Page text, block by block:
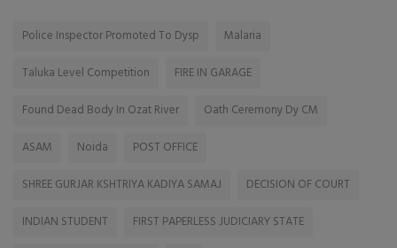
Police Inspector Promoted To Dysp
Malaria
Taluka Level Competition
FIRE IN GARAGE
Found Dead Body In Ozat River
Oath Ceremony Dy CM
ASAM
Noida
POST OFFICE
SHREE GURJAR KSHTRIYA KADIYA SAMAJ
DECISION OF COURT
INDIAN STUDENT
FIRST PAPERLESS JUDICIARY STATE